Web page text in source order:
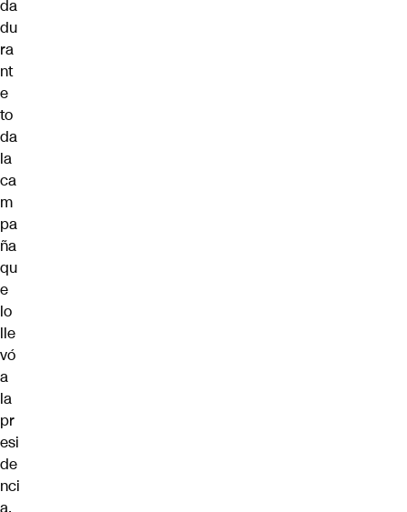
da
du
ra
nt
e
to
da
la
ca
m
pa
ña
qu
e
lo
lle
vó
a
la
pr
esi
de
nci
a.